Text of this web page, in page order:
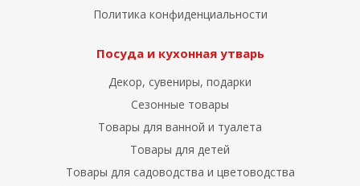
Политика конфиденциальности
Посуда и кухонная утварь
Декор, сувениры, подарки
Сезонные товары
Товары для ванной и туалета
Товары для детей
Товары для садоводства и цветоводства